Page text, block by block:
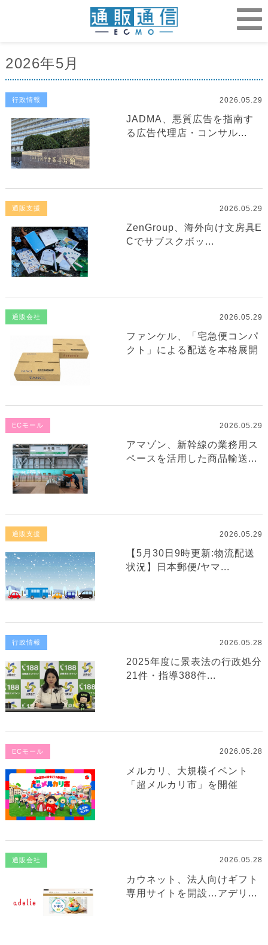
2026年5月
行政情報 2026.05.29
JADMA、悪質広告を指南す
る広告代理店・コンサル...
通販支援 2026.05.29
ZenGroup、海外向け文房具E
Cでサブスクボッ...
通販会社 2026.05.29
ファンケル、「宅急便コンパ
クト」による配送を本格展開
ECモール 2026.05.29
アマゾン、新幹線の業務用ス
ペースを活用した商品輸送...
通販支援 2026.05.29
【5月30日9時更新:物流配送
状況】日本郵便/ヤマ...
行政情報 2026.05.28
2025年度に景表法の行政処分
21件・指導388件...
ECモール 2026.05.28
メルカリ、大規模イベント
「超メルカリ市」を開催
通販会社 2026.05.28
カウネット、法人向けギフト
専用サイトを開設…アデリ...